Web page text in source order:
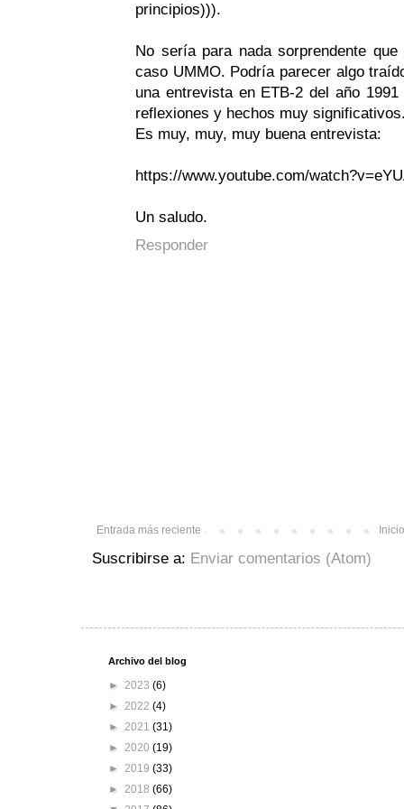
principios))).
No sería para nada sorprendente
caso UMMO. Podría parecer algo
una entrevista en ETB-2 del año
reflexiones y hechos muy
Es muy, muy, muy buena entrevista:
https://www.youtube.com/
Un saludo.
Responder
Entrada más reciente Inicio
Suscribirse a: Enviar comentarios (Atom)
Archivo del blog
► 2023 (6)
► 2022 (4)
► 2021 (31)
► 2020 (19)
► 2019 (33)
► 2018 (66)